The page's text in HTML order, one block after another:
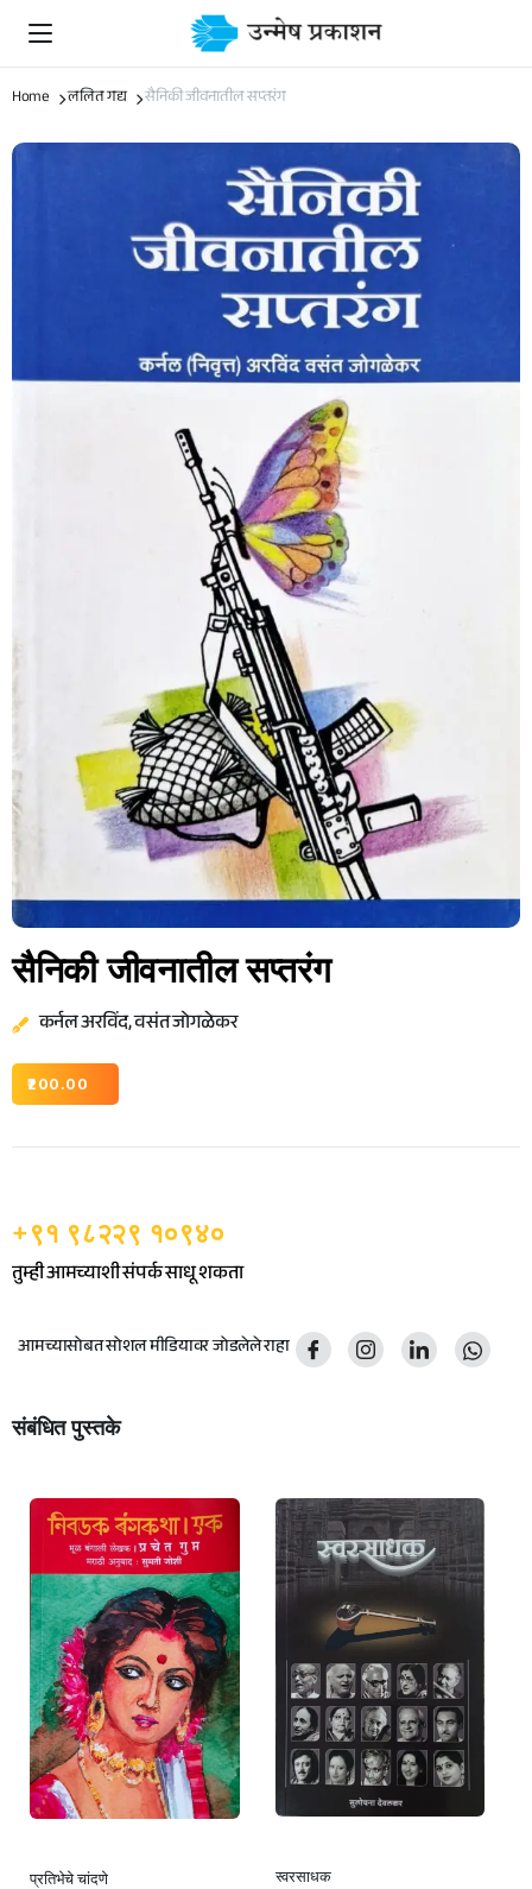
Home ललित गद्य सैनिकी जीवनातील सप्तरंग
सैनिकी जीवनातील सप्तरंग
कर्नल अरविंद, वसंत जोगळेकर
200.00
+९१ ९८२२९ १०९४०
तुम्ही आमच्याशी संपर्क साधू शकता
आमच्यासोबत सोशल मीडियावर जोडलेले राहा
संबंधित पुस्तके
प्रतिभेचे चांदणे स्वरसाधक